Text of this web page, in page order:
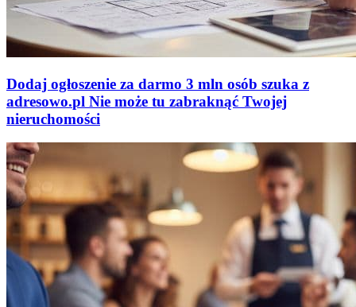
Dodaj ogłoszenie za darmo 3 mln osób szuka z
adresowo.pl Nie może tu zabraknąć Twojej
nieruchomości